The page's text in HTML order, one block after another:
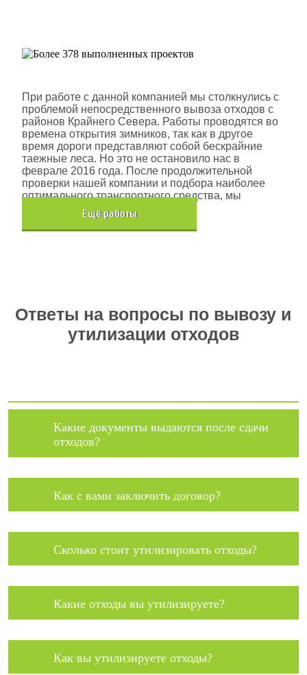
При работе с данной компанией мы столкнулись с
проблемой непосредственного вывоза отходов с
районов Крайнего Севера. Работы проводятся во
времена открытия зимников, так как в другое
время дороги представляют собой бескрайние
таежные леса. Но это не остановило нас в
феврале 2016 года. После продолжительной
проверки нашей компании и подбора наиболее
оптимального транспортного средства, мы
помогли данной компании.
Eщё работы
Ответы на вопросы по вывозу и
утилизации отходов
Какие документы выдаются после сдачи
отходов?
Как с вами заключить договор?
Сколько стоит утилизировать отходы?
Какие отходы вы утилизируете?
Как вы утилизируете отходы?